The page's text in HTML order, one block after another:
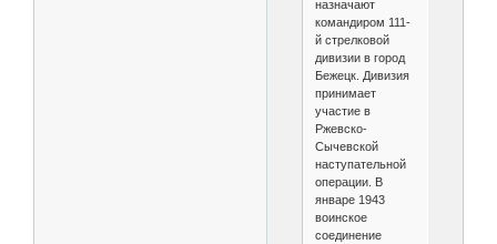
назначают
командиром 111-
й стрелковой
дивизии в город
Бежецк. Дивизия
принимает
участие в
Ржевско-
Сычевской
наступательной
операции. В
январе 1943
воинское
соединение